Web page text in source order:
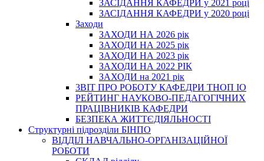
ЗАСІДАННЯ КАФЕДРИ у 2021 році
ЗАСІДАННЯ КАФЕДРИ у 2020 році
Заходи
ЗАХОДИ НА 2026 рік
ЗАХОДИ НА 2025 рік
ЗАХОДИ НА 2023 рік
ЗАХОДИ НА 2022 РІК
ЗАХОДИ на 2021 рік
3BIT ПРО РОБОТУ КАФЕДРИ ТНОП ІО
РЕЙТИНГ НАУКОВО-ПЕДАГОГІЧНИХ
ПРАЦІВНИКІВ КАФЕДРИ
БЕЗПЕКА ЖИТТЄДІЯЛЬНОСТІ
Структурні підрозділи БІНПО
ВІДДІЛ НАВЧАЛЬНО-ОРГАНІЗАЦІЙНОЇ
РОБОТИ